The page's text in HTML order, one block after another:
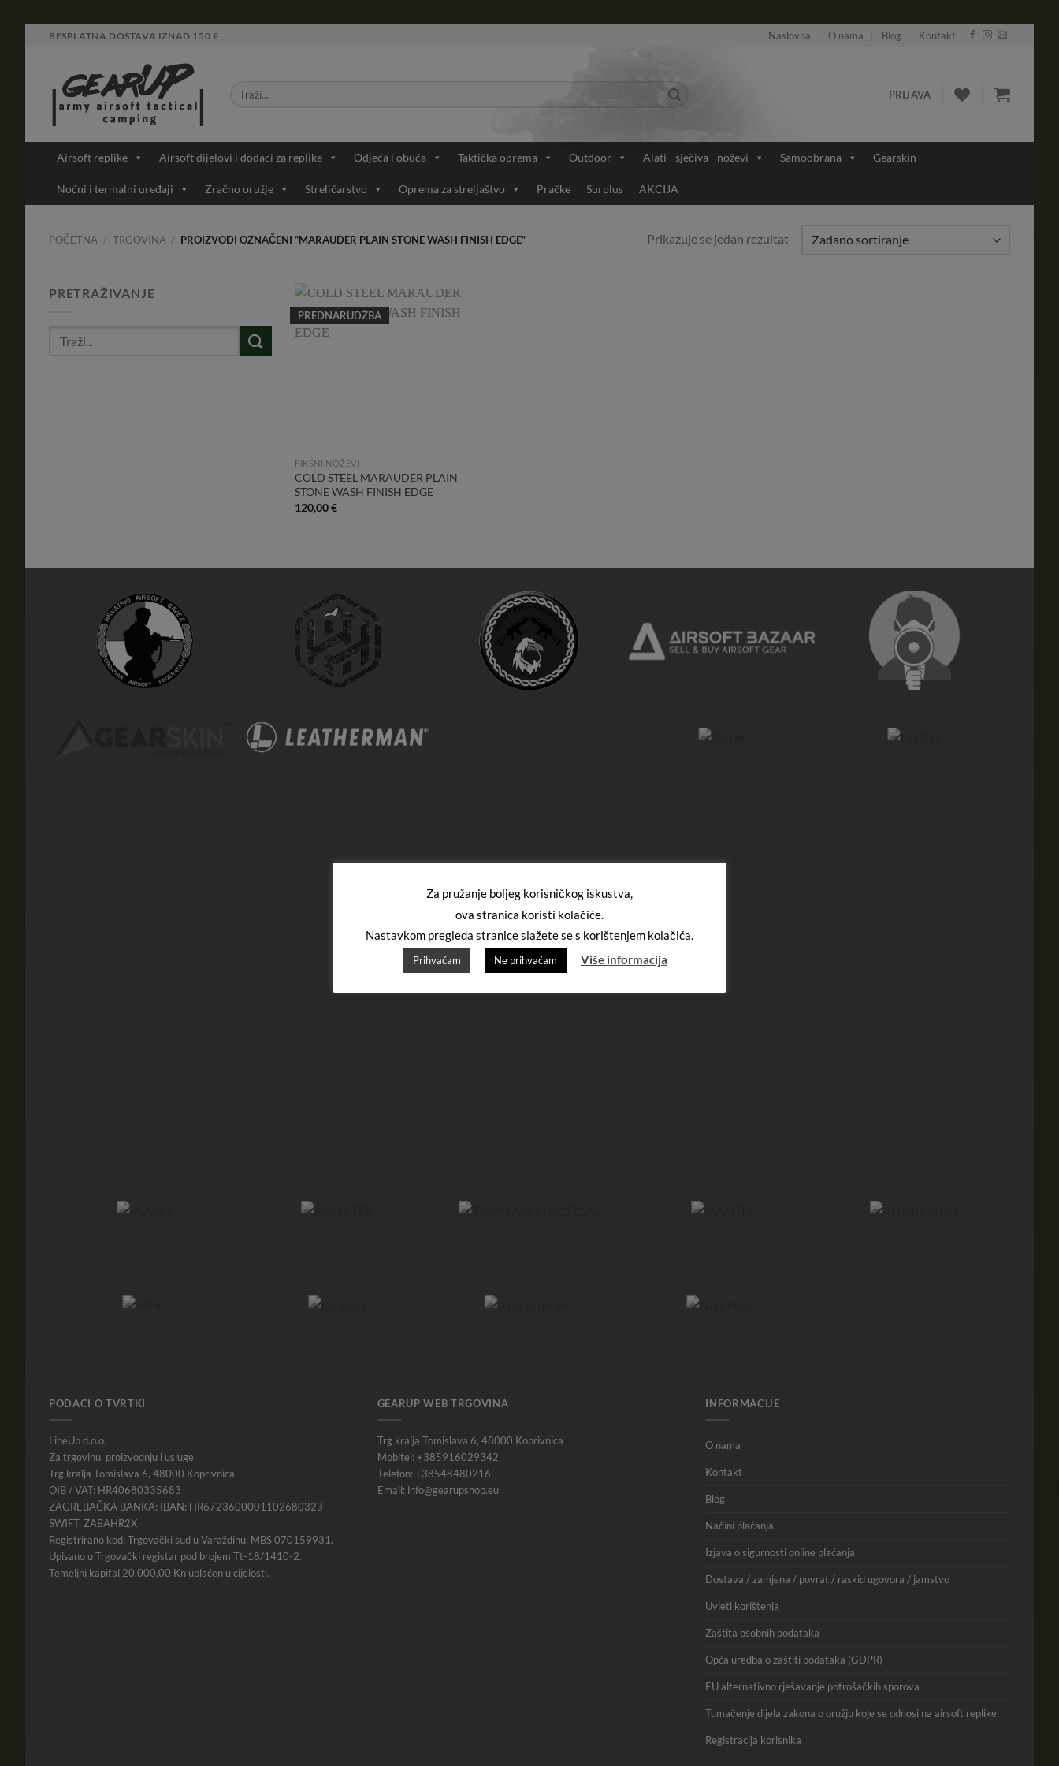
BESPLATNA DOSTAVA IZNAD 150 € Naslovna O nama Blog Kontakt
PRIJAVA
Airsoft replike Airsoft dijelovi i dodaci za replike Odjeća i obuća Taktička oprema Outdoor Alati - sječiva - noževi Samoobrana Gearskin
Noćni i termalni uređaji Zračno oružje Streličarstvo Oprema za streljaštvo Pračke Surplus AKCIJA
POČETNA / TRGOVINA / PROIZVODI OZNAČENI “MARAUDER PLAIN STONE WASH FINISH EDGE” Prikazuje se jedan rezultat
PRETRAŽIVANJE
PREDNARUDŽBA
FIKSNI NOŽEVI
COLD STEEL MARAUDER PLAIN
STONE WASH FINISH EDGE
120,00€
PODACI O TVRTKI
LineUp d.o.o.
Za trgovinu, proizvodnju i usluge
Trg kralja Tomislava 6, 48000 Koprivnica
OIB / VAT: HR40680335683
ZAGREBAČKA BANKA: IBAN: HR6723600001102680323
SWIFT: ZABAHR2X
Registrirano kod: Trgovački sud u Varaždinu, MBS 070159931.
Upisano u Trgovački registar pod brojem Tt-18/1410-2.
Temeljni kapital 20.000,00 Kn uplaćen u cijelosti.
GEARUP WEB TRGOVINA
Trg kralja Tomislava 6, 48000 Koprivnica
Mobitel: +385916029342
Telefon: +38548480216
Email: info@gearupshop.eu
INFORMACIJE
O nama
Kontakt
Blog
Načini plaćanja
Izjava o sigurnosti online plaćanja
Dostava / zamjena / povrat / raskid ugovora / jamstvo
Uvjeti korištenja
Zaštita osobnih podataka
Opća uredba o zaštiti podataka (GDPR)
EU alternativno rješavanje potrošačkih sporova
Tumačenje dijela zakona o oružju koje se odnosi na airsoft replike
Registracija korisnika
Za pružanje boljeg korisničkog iskustva,
ova stranica koristi kolačiće.
Nastavkom pregleda stranice slažete se s korištenjem kolačića.
Prihvaćam Ne prihvaćam Više informacija